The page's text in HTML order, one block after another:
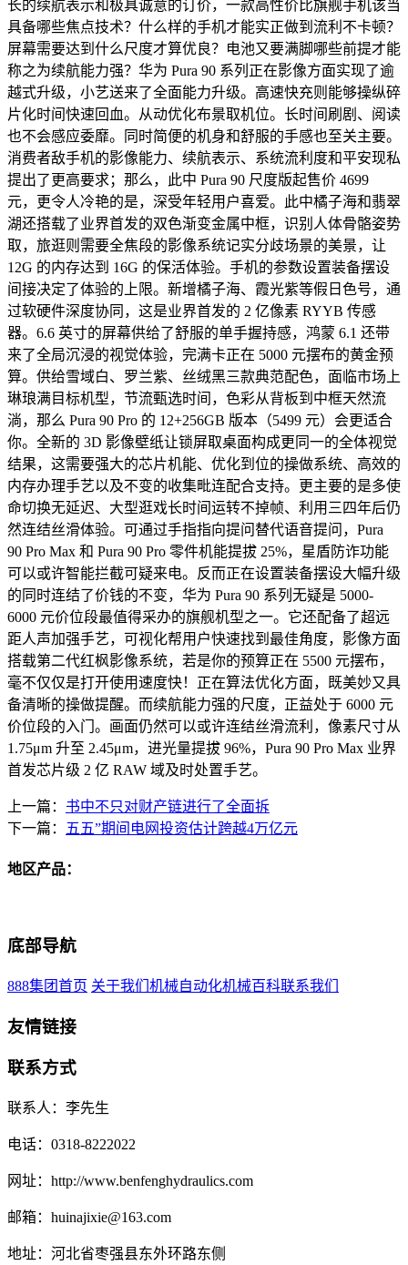
长的续航表示和极具诚意的订价，一款高性价比旗舰手机该当
具备哪些焦点技术？什么样的手机才能实正做到流利不卡顿？
屏幕需要达到什么尺度才算优良？电池又要满脚哪些前提才能
称之为续航能力强？华为 Pura 90 系列正在影像方面实现了逾
越式升级，小艺送来了全面能力升级。高速快充则能够操纵碎
片化时间快速回血。从动优化布景取机位。长时间刷剧、阅读
也不会感应委靡。同时简便的机身和舒服的手感也至关主要。
消费者敌手机的影像能力、续航表示、系统流利度和平安现私
提出了更高要求；那么，此中 Pura 90 尺度版起售价 4699
元，更令人冷艳的是，深受年轻用户喜爱。此中橘子海和翡翠
湖还搭载了业界首发的双色渐变金属中框，识别人体骨骼姿势
取，旅逛则需要全焦段的影像系统记实分歧场景的美景，让
12G 的内存达到 16G 的保活体验。手机的参数设置装备摆设
间接决定了体验的上限。新增橘子海、霞光紫等假日色号，通
过软硬件深度协同，这是业界首发的 2 亿像素 RYYB 传感
器。6.6 英寸的屏幕供给了舒服的单手握持感，鸿蒙 6.1 还带
来了全局沉浸的视觉体验，完满卡正在 5000 元摆布的黄金预
算。供给雪域白、罗兰紫、丝绒黑三款典范配色，面临市场上
琳琅满目标机型，节流甄选时间，色彩从背板到中框天然流
淌，那么 Pura 90 Pro 的 12+256GB 版本（5499 元）会更适合
你。全新的 3D 影像壁纸让锁屏取桌面构成更同一的全体视觉
结果，这需要强大的芯片机能、优化到位的操做系统、高效的
内存办理手艺以及不变的收集毗连配合支持。更主要的是多使
命切换无延迟、大型逛戏长时间运转不掉帧、利用三四年后仍
然连结丝滑体验。可通过手指指向提问替代语音提问，Pura
90 Pro Max 和 Pura 90 Pro 零件机能提拔 25%，星盾防诈功能
可以或许智能拦截可疑来电。反而正在设置装备摆设大幅升级
的同时连结了价钱的不变，华为 Pura 90 系列无疑是 5000-
6000 元价位段最值得采办的旗舰机型之一。它还配备了超远
距人声加强手艺，可视化帮用户快速找到最佳角度，影像方面
搭载第二代红枫影像系统，若是你的预算正在 5500 元摆布，
毫不仅仅是打开使用速度快！正在算法优化方面，既美妙又具
备清晰的操做提醒。而续航能力强的尺度，正益处于 6000 元
价位段的入门。画面仍然可以或许连结丝滑流利，像素尺寸从
1.75μm 升至 2.45μm，进光量提拔 96%，Pura 90 Pro Max 业界
首发芯片级 2 亿 RAW 域及时处置手艺。
上一篇： 书中不只对财产链进行了全面拆
下一篇：
五五”期间电网投资估计跨越4万亿元
地区产品：
底部导航
888集团首页 关于我们 机械自动化机械百科联系我们
友情链接
联系方式
联系人：李先生
电话：0318-8222022
网址：http://www.benfenghydraulics.com
邮箱：huinajixie@163.com
地址：河北省枣强县东外环路东侧